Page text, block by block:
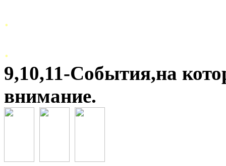
.
.
9,10,11-События,на
внимание.